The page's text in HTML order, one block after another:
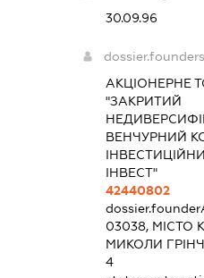
30.09.96
АКЦІОНЕРНЕ
"ЗАКРИТИЙ
ВЕНЧУРНИЙ
ІНВЕСТ"
42440802
03038, МІСТО
МИКОЛИ
4